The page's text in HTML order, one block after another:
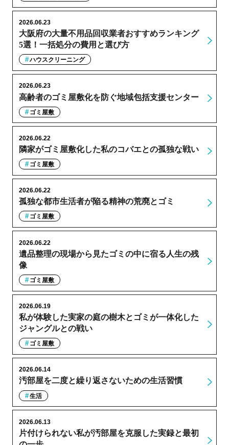
大阪府の大量不用品回収業者おすすめランキング
5選！一括処分の費用と選び方
2026.06.23
ハウスクリーニング
高齢者のゴミ屋敷化を防ぐ地域包括支援センター
2026.06.23
ゴミ屋敷
隣家がゴミ屋敷化した私のコバエとの孤独な戦い
2026.06.22
ゴミ屋敷
孤独な都市生活者が陥る精神の荒廃とゴミ
2026.06.22
ゴミ屋敷
遺品整理の現場から見たゴミの中に宿る人生の残
像
2026.06.22
ゴミ屋敷
私が体験した実家の庭の樹木とゴミが一体化した
ジャングルとの戦い
2026.06.19
ゴミ屋敷
汚部屋を二度と繰り返さないための生活習慣
2026.06.14
生活
片付けられない私が汚部屋を克服した実録と最初
2026.06.13